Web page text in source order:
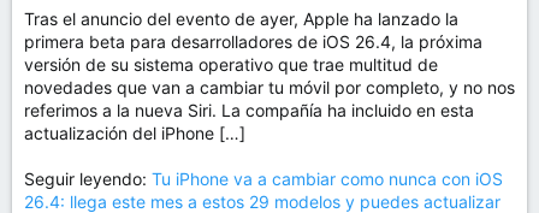
Tras el anuncio del evento de ayer, Apple ha lanzado la
primera beta para desarrolladores de iOS 26.4, la próxima
versión de su sistema operativo que trae multitud de
novedades que van a cambiar tu móvil por completo, y no nos
referimos a la nueva Siri. La compañía ha incluido en esta
actualización del iPhone […]
Seguir leyendo: Tu iPhone va a cambiar como nunca con iOS
26.4: llega este mes a estos 29 modelos y puedes actualizar